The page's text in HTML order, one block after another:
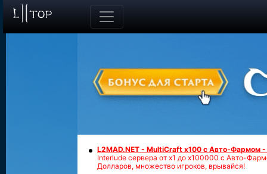
L2MAD.NET - MultiCraft x100 с Авто-Фармом
Interlude сервера от х1 до х100000 с Авто-
Долларов, множество игроков, врывайся!